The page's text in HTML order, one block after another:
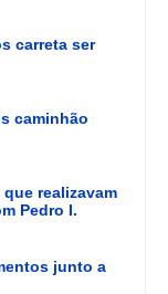
carreta ser
caminhão
realizavam
Pedro I.
junto a